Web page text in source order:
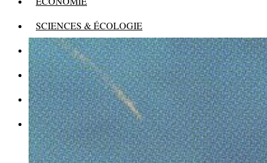
SCIENCES & ÉCOLOGIE
HISTOIRE
THÉORIE
CULTURE
MULTIMÉDIAS